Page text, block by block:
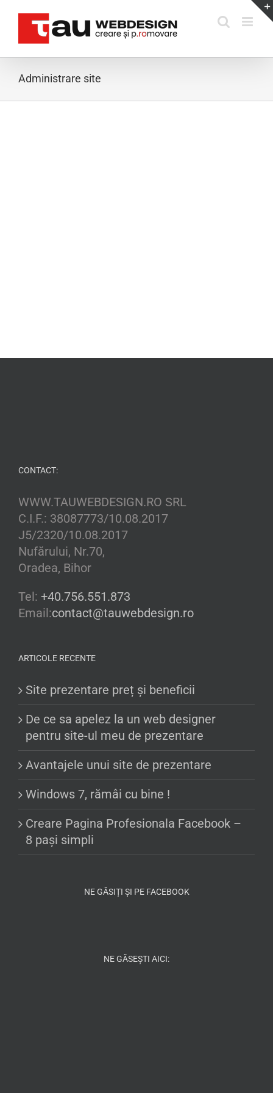
content
Administrare site
CONTACT:
WWW.TAUWEBDESIGN.RO SRL
C.I.F.: 38087773/10.08.2017
J5/2320/10.08.2017
Nufărului, Nr.70,
Oradea, Bihor
Tel: +40.756.551.873
Email:contact@tauwebdesign.ro
ARTICOLE RECENTE
Site prezentare preț și beneficii
De ce sa apelez la un web designer
pentru site-ul meu de prezentare
Avantajele unui site de prezentare
Windows 7, rămâi cu bine !
Creare Pagina Profesionala Facebook –
8 pași simpli
NE GĂSIȚI ȘI PE FACEBOOK
NE GĂSEȘTI AICI: